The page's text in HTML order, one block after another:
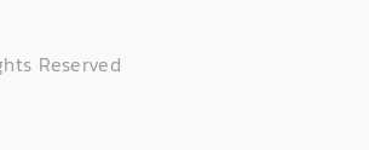
Reserved